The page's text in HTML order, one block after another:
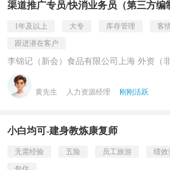
渠道推广专员/快消业务员（第三方编
1年及以上 大专 库存管理 客
跟进潜在客户
李锦记（新会）食品有限公司上海 外资（非
黄先生 人力资源经理 刚刚活跃
小白均可-建身教炼康复师
无需经验 五险 员工旅游 绩效